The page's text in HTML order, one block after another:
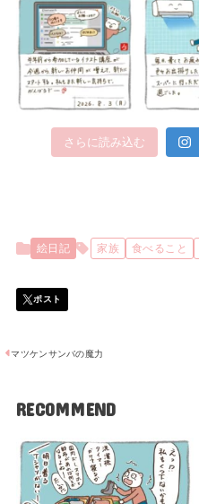
さらに読み込む
絵日記 家族 食べること
マツケンサンバの魔力
RECOMMEND